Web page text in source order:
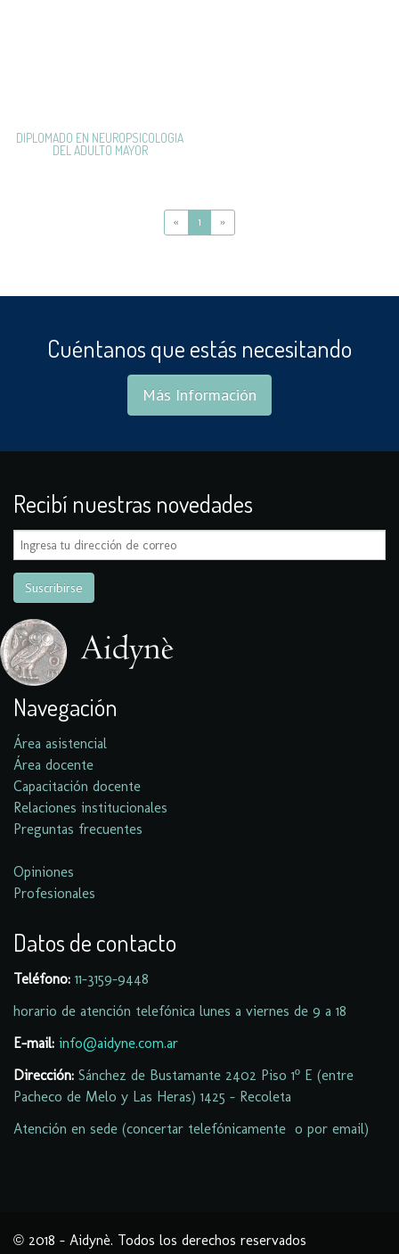
DIPLOMADO EN NEUROPSICOLOGIA
DEL ADULTO MAYOR
« 1 »
Cuéntanos que estás necesitando
Más Información
Recibí nuestras novedades
Navegación
Área asistencial
Área docente
Capacitación docente
Relaciones institucionales
Preguntas frecuentes
Opiniones
Profesionales
Datos de contacto
Teléfono: 11-3159-9448
horario de atención telefónica lunes a viernes de 9 a 18
E-mail: info@aidyne.com.ar
Dirección: Sánchez de Bustamante 2402 Piso 1º E (entre
Pacheco de Melo y Las Heras) 1425 - Recoleta
Atención en sede (concertar telefónicamente o por email)
© 2018 - Aidynè. Todos los derechos reservados